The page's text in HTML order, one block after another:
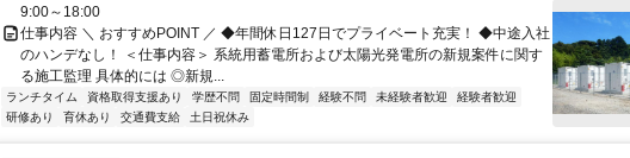
9:00～18:00
仕事内容 ＼ おすすめPOINT ／ ◆年間休日127日でプライベート充実！ ◆中途入社
のハンデなし！ ＜仕事内容＞ 系統用蓄電所および太陽光発電所の新規案件に関す
る施工監理 具体的には ◎新規...
ランチタイム 資格取得支援あり 学歴不問 固定時間制 経験不問 未経験者歓迎
経験者歓迎
研修あり
育休あり 交通費支給 土日祝休み